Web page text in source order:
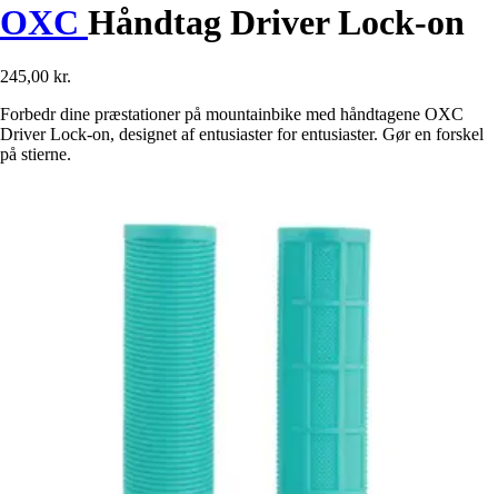
OXC Håndtag Driver Lock-on
245,00 kr.
Forbedr dine præstationer på mountainbike med håndtagene OXC
Driver Lock-on, designet af entusiaster for entusiaster. Gør en forskel
på stierne.